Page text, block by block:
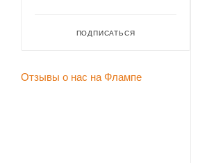
ПОДПИСАТЬСЯ
Отзывы о нас на Флампе